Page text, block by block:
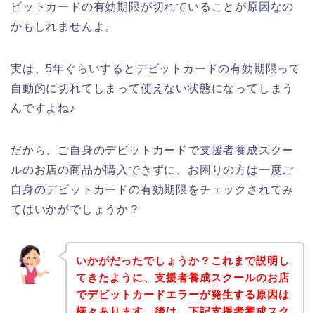
ビットカードの有効期限が切れていることが原因なの
かもしれませんよ。
実は、5年ぐらいするとデビットカードの有効期限って
自動的に切れてしまって使えない状態になってしまう
んですよね♪
だから、ご自身のデビットカードで支援者養成スクー
ルのお店の商品が購入できずに、お困りの方は一度ご
自身のデビットカードの有効期限をチェックされてみ
てはいかがでしょうか？
いかがだったでしょうか？これまで説明し
てきたように、支援者養成スクールのお店
でデビットカードエラーが発生する原因は